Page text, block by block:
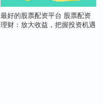
最好的股票配资平台 股票配资
理财：放大收益，把握投资机遇